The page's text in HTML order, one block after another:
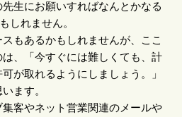
生にお願いすればなんとかなる
しれません。
もあるかもしれませんが、ここ
、「今すぐには難しくても、計
が取れるようにしましょう。」
ます。
客やネット営業関連のメールや